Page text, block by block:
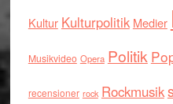
Kultur Kulturpolitik Medier
Musikvideo Opera Politik
recensioner rock Rockmusik